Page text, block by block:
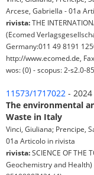
Arcese, Gabriella - 01a
rivista:THE
(Ecomed
Germany:011 49 8191
http://www.ecomed.de,
wos: (0) - scopus: 2-s2.0-
11573/1717022 - 2024
The environmental
Waste in Italy
Vinci, Giuliana; Prencipe,
01a Articolo in rivista
rivista:SCIENCE OF THE
Geochemistry and Health)